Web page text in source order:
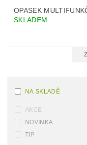
OPASEK
SKLADEM
NA SKLADĚ
AKCE
NOVINKA
TIP